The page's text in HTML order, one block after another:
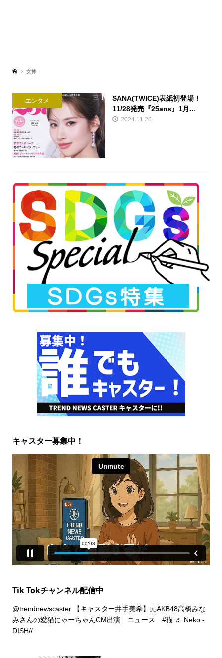
女神
エンタメ
SANA(TWICE)表紙初登場！
11/28発売『25ans』1月...
2024.11.26
キャスター募集中！
Tik Tokチャンネル配信中
@trendnewscaster【キャスター井手美希】元AKB48高橋みな
みさんの愛猫にゃーちゃんCM出演 ニュース #猫 ♬ Neko -
DISH//